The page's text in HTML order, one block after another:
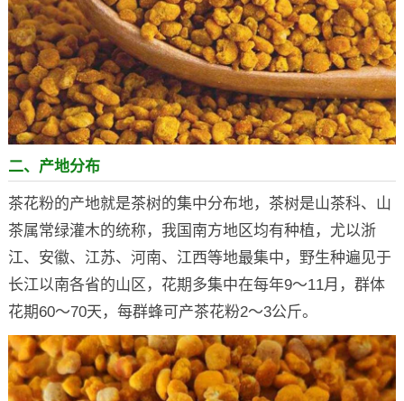
二、产地分布
茶花粉的产地就是茶树的集中分布地，茶树是山茶科、山
茶属常绿灌木的统称，我国南方地区均有种植，尤以浙
江、安徽、江苏、河南、江西等地最集中，野生种遍见于
长江以南各省的山区，花期多集中在每年9～11月，群体
花期60～70天，每群蜂可产茶花粉2～3公斤。